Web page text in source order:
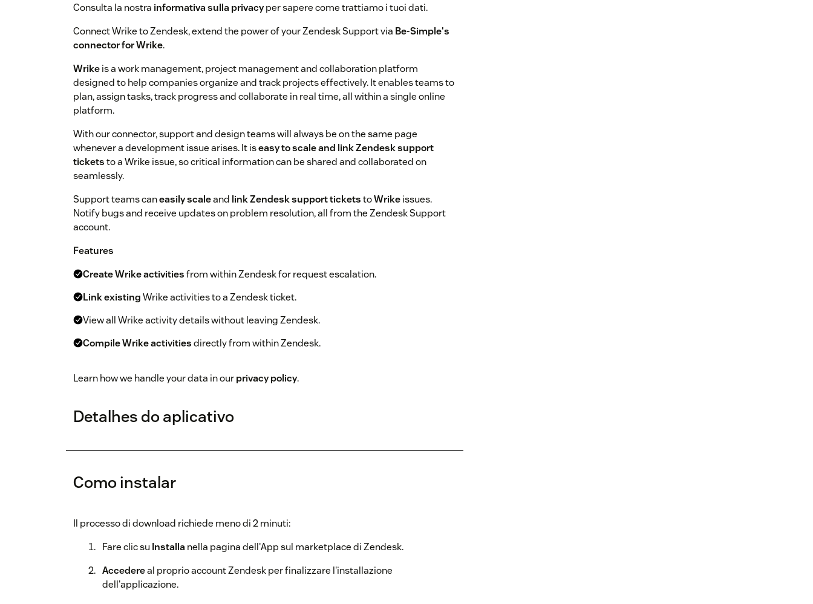
Consulta la nostra informativa sulla privacyper sapere come trattiamo i tuoi dati.
Connect Wrike to Zendesk, extend the power of your Zendesk Support via Be-Simple's
connector for Wrike.
Wrikeis a work management, project management and collaboration platform
designed to help companies organize and track projects effectively. It enables teams to
plan, assign tasks, track progress and collaborate in real time, all within a single online
platform.
With our connector, support and design teams will always be on the same page
whenever a development issue arises. It iseasy to scale and link Zendesk support
ticketsto a Wrike issue, so critical information can be shared and collaborated on
seamlessly.
Support teams caneasily scaleand link Zendesk support ticketstoWrikeissues.
Notify bugs and receive updates on problem resolution, all from the Zendesk Support
account.
Features
Create Wrike activitiesfrom within Zendesk for request escalation.
Link existingWrike activities to a Zendesk ticket.
View all Wrike activity details without leaving Zendesk.
Compile Wrike activitiesdirectly from within Zendesk.
Learn how we handle your data in ourprivacy policy.
Detalhes do aplicativo
Como instalar
Il processo di download richiede meno di 2 minuti:
Fare clic suInstalla nella pagina dell'App sul marketplace di Zendesk.
Accedereal proprio account Zendesk per finalizzare l'installazione
dell'applicazione.